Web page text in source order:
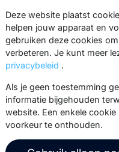
Via onze nieuwsbrief
hoogte van onze
events, webinars, best
whitepapers.
Deze website plaatst
helpen jouw apparaat en
gebruiken deze cookies
verbeteren. Je kunt meer
privacybeleid .
Als je geen toestemming
informatie bijgehouden
website. Een enkele
voorkeur te onthouden.